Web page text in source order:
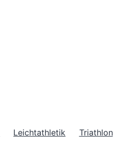
Leichtathletik Triathlon